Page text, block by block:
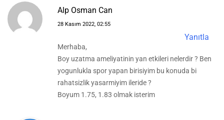
Alp Osman Can
28 Kasım 2022, 02:55
Yanıtla
Merhaba,
Boy uzatma ameliyatinin yan etkileri nelerdir ? Ben
yogunlukla spor yapan birisiyim bu konuda bi
rahatsizlik yasarmiyim ileride ?
Boyum 1.75, 1.83 olmak isterim